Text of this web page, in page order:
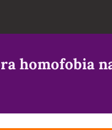
homofobia